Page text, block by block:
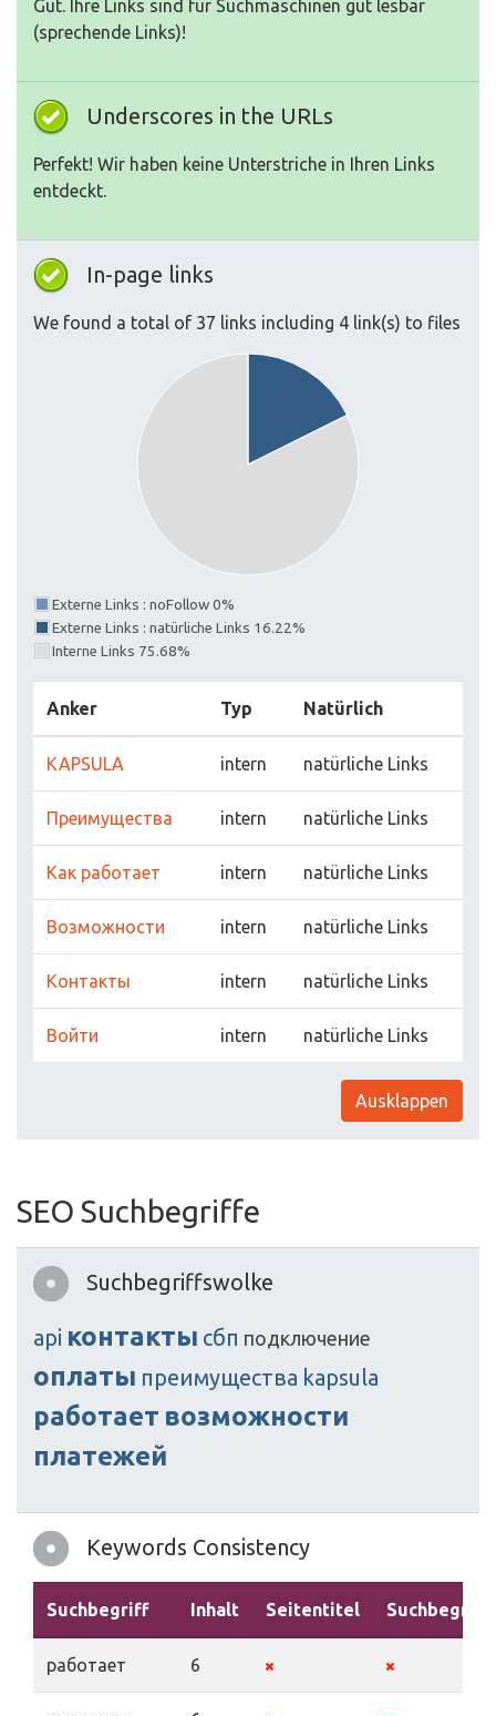
Gut. Ihre Links sind für Suchmaschinen gut lesbar
(sprechende Links)!
Underscores in the URLs
Perfekt! Wir haben keine Unterstriche in Ihren Links
entdeckt.
In-page links
We found a total of 37 links including 4 link(s) to files
Externe Links : noFollow 0%
Externe Links : natürliche Links 16.22%
Interne Links 75.68%
Anker Typ Natürlich
KAPSULA intern natürliche Links
Преимущества intern natürliche Links
Как работает intern natürliche Links
Возможности intern natürliche Links
Контакты intern natürliche Links
Войти intern natürliche Links
Ausklappen
SEO Suchbegriffe
Suchbegriffswolke
api контакты сбп подключение
оплаты преимущества kapsula
работает возможности
платежей
Keywords Consistency
Suchbegriff Inhalt Seitentitel
работает 6